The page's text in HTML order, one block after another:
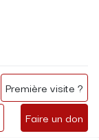
Faire un don
Première visite ?